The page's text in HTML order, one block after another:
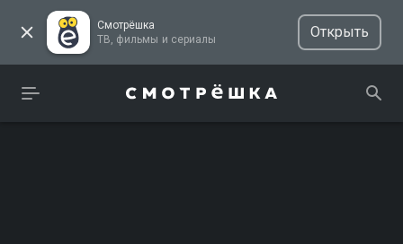
Смотрёшка
ТВ, фильмы и сериалы
Открыть